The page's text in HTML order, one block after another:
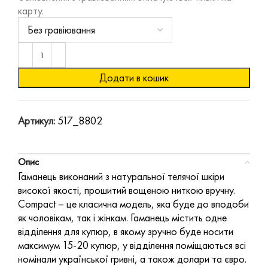
карту.
Додати в кошик
Артикул: 517_8802
Опис
Гаманець виконаний з натуральної телячої шкіри
високої якості, прошитий вощеною ниткою вручну.
Compact – це класична модель, яка буде до вподоби
як чоловікам, так і жінкам. Гаманець містить одне
відділення для купюр, в якому зручно буде носити
максимум 15-20 купюр, у відділення поміщаються всі
номінали української гривні, а також долари та євро.